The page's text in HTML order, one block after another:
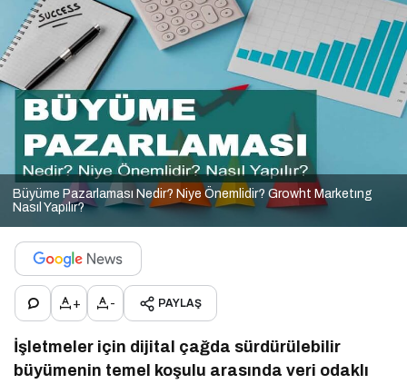
Büyüme Pazarlaması Nedir? Niye Önemlidir? Growht Marketıng
Nasıl Yapılır?
+ - PAYLAŞ
İşletmeler için dijital çağda sürdürülebilir
büyümenin temel koşulu arasında veri odaklı